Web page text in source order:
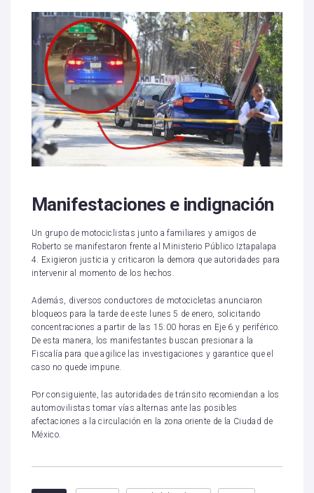
Manifestaciones e indignación
Un grupo de motociclistas junto a familiares y amigos de
Roberto se manifestaron frente al Ministerio Público Iztapalapa
4. Exigieron justicia y criticaron la demora que autoridades para
intervenir al momento de los hechos.
Además, diversos conductores de motocicletas anunciaron
bloqueos para la tarde de este lunes 5 de enero, solicitando
concentraciones a partir de las 15:00 horas en Eje 6 y periférico.
De esta manera, los manifestantes buscan presionar a la
Fiscalía para que agilice las investigaciones y garantice que el
caso no quede impune.
Por consiguiente, las autoridades de tránsito recomiendan a los
automovilistas tomar vías alternas ante las posibles
afectaciones a la circulación en la zona oriente de la Ciudad de
México.